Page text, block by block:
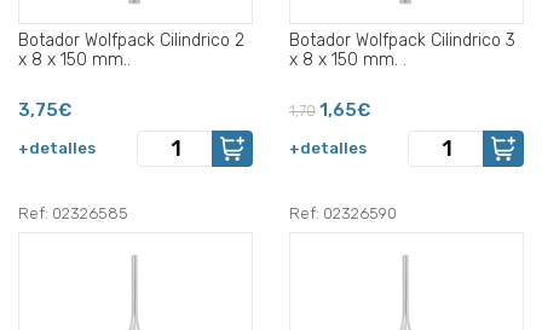
Botador Wolfpack Cilindrico 2
x 8 x 150 mm..
3,75€
+detalles
Botador Wolfpack Cilindrico 3
x 8 x 150 mm. .
1,70 1,65€
+detalles
Ref: 02326585 Ref: 02326590